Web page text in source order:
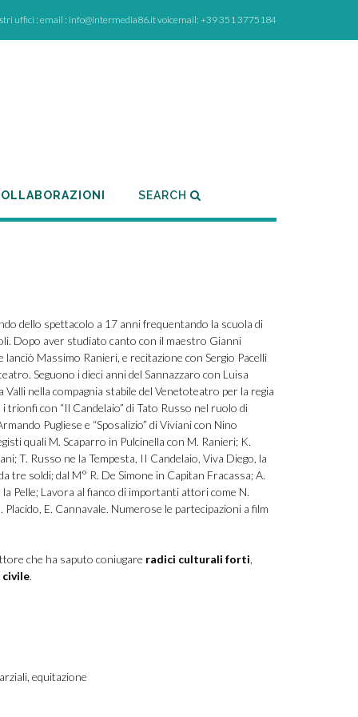
uffici : email : info@intermedia86.it voicemail: +39 351 3775184
SEARCH
dello spettacolo a 17 anni frequentando la scuola di
Dopo aver studiato canto con il maestro Gianni
Massimo Ranieri, e recitazione con Sergio Pacelli
Seguono i dieci anni del Sannazzaro con Luisa
nella compagnia stabile del Venetoteatro per la regia
trionfi con “Il Candelaio” di Tato Russo nel ruolo di
Pugliese e “Sposalizio” di Viviani con Nino
quali M. Scaparro in Pulcinella con M. Ranieri; K.
T. Russo ne la Tempesta, II Candelaio, Viva Diego, la
tre soldi; dal M° R. De Simone in Capitan Fracassa; A.
Pelle; Lavora al fianco di importanti attori come N.
E. Cannavale. Numerose le partecipazioni a film
che ha saputo coniugare radici culturali forti,
civile.
equitazione